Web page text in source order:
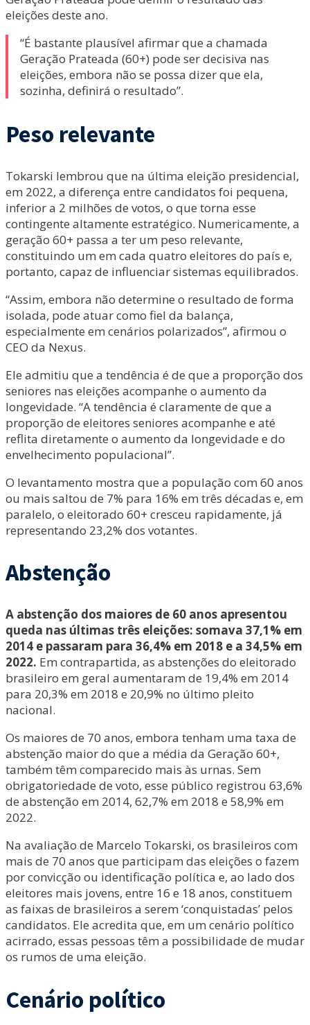
eleições deste ano.
“É bastante plausível afirmar que a chamada
Geração Prateada (60+) pode ser decisiva nas
eleições, embora não se possa dizer que ela,
sozinha, definirá o resultado”.
Peso relevante
Tokarski lembrou que na última eleição presidencial,
em 2022, a diferença entre candidatos foi pequena,
inferior a 2 milhões de votos, o que torna esse
contingente altamente estratégico. Numericamente, a
geração 60+ passa a ter um peso relevante,
constituindo um em cada quatro eleitores do país e,
portanto, capaz de influenciar sistemas equilibrados.
“Assim, embora não determine o resultado de forma
isolada, pode atuar como fiel da balança,
especialmente em cenários polarizados”, afirmou o
CEO da Nexus.
Ele admitiu que a tendência é de que a proporção dos
seniores nas eleições acompanhe o aumento da
longevidade. “A tendência é claramente de que a
proporção de eleitores seniores acompanhe e até
reflita diretamente o aumento da longevidade e do
envelhecimento populacional”.
O levantamento mostra que a população com 60 anos
ou mais saltou de 7% para 16% em três décadas e, em
paralelo, o eleitorado 60+ cresceu rapidamente, já
representando 23,2% dos votantes.
Abstenção
A abstenção dos maiores de 60 anos apresentou
queda nas últimas três eleições: somava 37,1% em
2014 e passaram para 36,4% em 2018 e a 34,5% em
2022. Em contrapartida, as abstenções do eleitorado
brasileiro em geral aumentaram de 19,4% em 2014
para 20,3% em 2018 e 20,9% no último pleito
nacional.
Os maiores de 70 anos, embora tenham uma taxa de
abstenção maior do que a média da Geração 60+,
também têm comparecido mais às urnas. Sem
obrigatoriedade de voto, esse público registrou 63,6%
de abstenção em 2014, 62,7% em 2018 e 58,9% em
2022.
Na avaliação de Marcelo Tokarski, os brasileiros com
mais de 70 anos que participam das eleições o fazem
por convicção ou identificação política e, ao lado dos
eleitores mais jovens, entre 16 e 18 anos, constituem
as faixas de brasileiros a serem ‘conquistadas’ pelos
candidatos. Ele acredita que, em um cenário político
acirrado, essas pessoas têm a possibilidade de mudar
os rumos de uma eleição.
Cenário político